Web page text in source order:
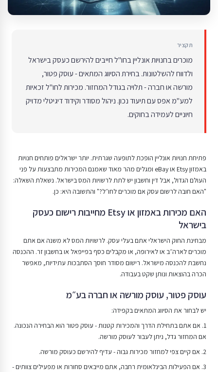
תקציר
מוכרים בחנויות אונליין בחו"ל חייבים להירשם כעסק בישראל
ולדווח להשלטונות. בחירת הסיווג המתאים - עוסק פטור,
מורשה או חברה - תלויה בגודל המחזור. מכירות לחו"ל זכאיות
למע"מ אפס עם תיעוד נכון. ניהול מסודר וקידוד דיגיטלי מדויק
חיוניים לעמידה בחוקים.
פתיחת חנויות אונליין הופכת לתופעה שגרתית. יותר ישראלים פותחים חנויות
באמזון Etsy או eBay ומגלים מהר מאוד שאמנם המכירות מתבצעות על פני
העולם הגדול, אבל דין וחשבון יש לתת לרשויות המס בישראל. נשאלת השאלה:
"האם חובה לרשום עסק אם מוכרים לחו״ל?" והתשובה היא: כן.
האם מכירות באמזון או Etsy מחייבות רישום כעסק
בישראל
מבחינת החוק הישראלי אתם בעלי עסק. לרשויות המס לא משנה אם אתם
מוכרים לארה״ב או לאירופה, או מקבלים כסף בפייפאל או בחשבון זר. ההכנסה
נחשבת להכנסה מישראל. רישום מסודר חוסך הסתבכות עתידיות, מאפשר
הכרה בהוצאות ונותן שקט בעבודה.
עוסק פטור, עוסק מורשה או חברה בע״מ
יש לבחור את הסיווג המתאים בקפידה:
1. אם אתם בתחילת הדרך והמכירות קטנות - עוסק פטור הוא הבחירה הנכונה.
אם המחזור גדל, ניתן לעבור לעוסק מורשה.
2. אם קיים צפי למחזור מכירות גבוה - עדיף להירשם כעוסק מורשה.
3. אם הפעילות הבינלאומית רחבה, אתם מייבאים סחורות או מפעילים צוותים -